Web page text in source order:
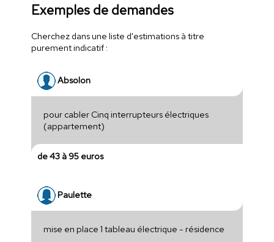
Exemples de demandes
Cherchez dans une liste d'estimations à titre
purement indicatif :
Absolon
pour cabler Cinq interrupteurs électriques
(appartement)
de 43 à 95 euros
Paulette
mise en place 1 tableau électrique - résidence